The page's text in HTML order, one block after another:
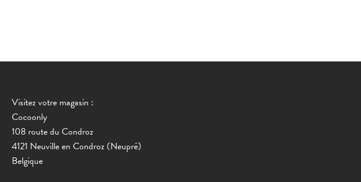
Visitez votre magasin :
Cocoonly
108 route du Condroz
4121 Neuville en Condroz (Neupré)
Belgique